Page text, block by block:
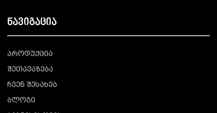
ნავიგაცია
პროდუქცია
შეთავაზება
ჩვენ შესახებ
ბლოგი